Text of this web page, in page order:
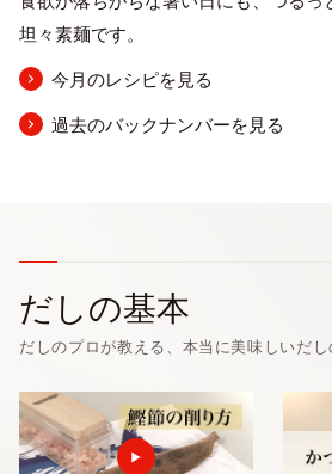
坦々素麺です。
今月のレシピを見る
過去のバックナンバーを見る
だしの基本
だしのプロが教える、本当に美味しいだ